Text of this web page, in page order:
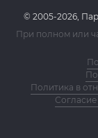
© 2005-2026,
При полном или
Политика в